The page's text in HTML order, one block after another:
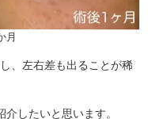
月
、左右差も出ることが稀
したいと思います。